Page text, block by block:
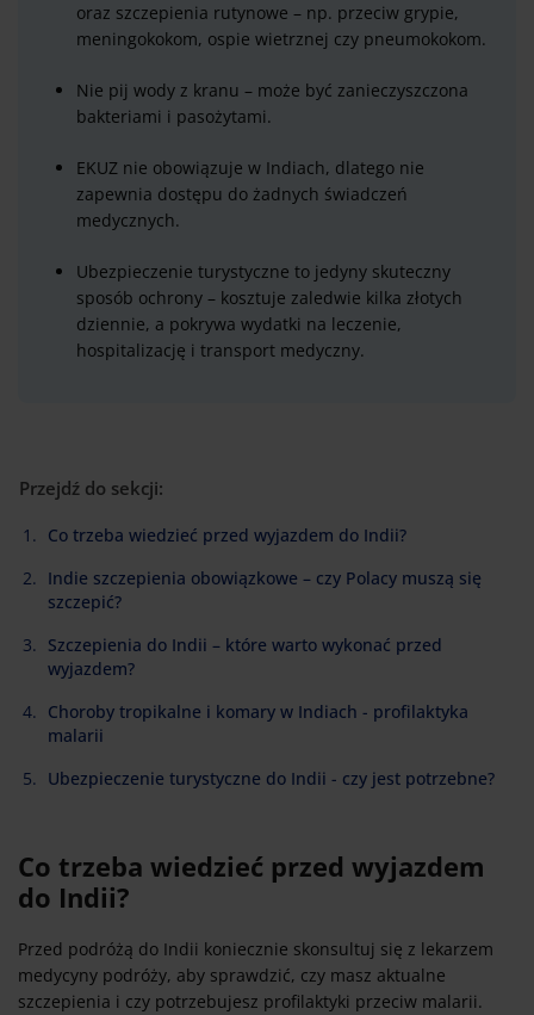
oraz szczepienia rutynowe – np. przeciw grypie,
meningokokom, ospie wietrznej czy pneumokokom.
Nie pij wody z kranu – może być zanieczyszczona
bakteriami i pasożytami.
EKUZ nie obowiązuje w Indiach, dlatego nie
zapewnia dostępu do żadnych świadczeń
medycznych.
Ubezpieczenie turystyczne to jedyny skuteczny
sposób ochrony – kosztuje zaledwie kilka złotych
dziennie, a pokrywa wydatki na leczenie,
hospitalizację i transport medyczny.
Przejdź do sekcji:
Co trzeba wiedzieć przed wyjazdem do Indii?
Indie szczepienia obowiązkowe – czy Polacy muszą się
szczepić?
Szczepienia do Indii – które warto wykonać przed
wyjazdem?
Choroby tropikalne i komary w Indiach - profilaktyka
malarii
Ubezpieczenie turystyczne do Indii - czy jest potrzebne?
Co trzeba wiedzieć przed wyjazdem
do Indii?
Przed podróżą do Indii koniecznie skonsultuj się z lekarzem
medycyny podróży, aby sprawdzić, czy masz aktualne
szczepienia i czy potrzebujesz profilaktyki przeciw malarii.